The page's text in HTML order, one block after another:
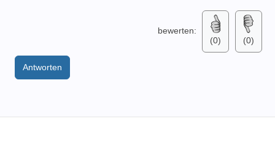
bewerten:
(0)
(0)
Antworten